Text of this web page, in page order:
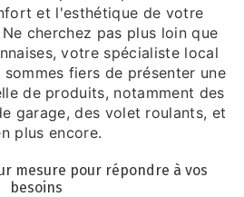
et l'esthétique de votre
cherchez pas plus loin que
votre spécialiste local
fiers de présenter une
de produits, notamment des
garage, des volet roulants, et
plus encore.
mesure pour répondre à vos
besoins